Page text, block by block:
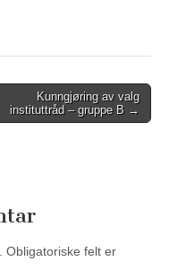
Kunngjøring av valg
instituttråd – gruppe B →
Obligatoriske felt er